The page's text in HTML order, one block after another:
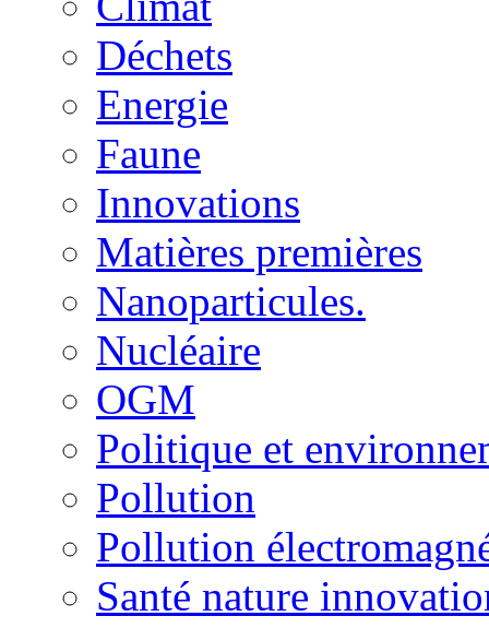
Déchets
Energie
Faune
Innovations
Matières premières
Nanoparticules.
Nucléaire
OGM
Politique et
Pollution
Pollution
Santé nature